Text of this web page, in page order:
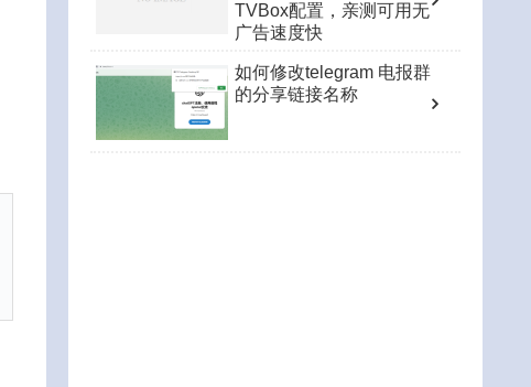
TVBox配置，亲测可用无
广告速度快
如何修改telegram 电报群
的分享链接名称